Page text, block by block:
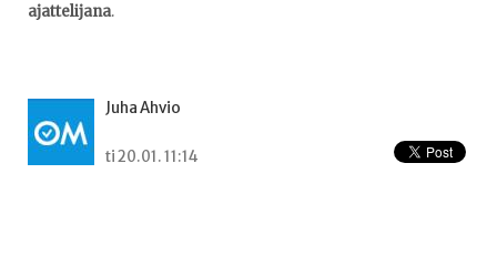
ajattelijana.
Juha Ahvio
ti 20.01. 11:14